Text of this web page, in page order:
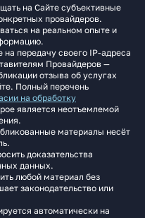
на Сайте субъективные
провайдеров.
на реальном опыте и
на передачу своего IP-адреса
Провайдеров —
отзыва об услугах
Полный перечень
на обработку
является неотъемлемой
материалы несёт
доказательства
данных.
любой материал без
законодательство или
автоматически на